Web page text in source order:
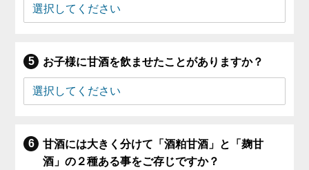
お子様に甘酒を飲ませたことがありますか？
甘酒には大きく分けて「酒粕甘酒」と「麹甘
酒」の２種ある事をご存じですか？